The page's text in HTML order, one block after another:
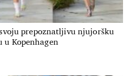
prepoznatljivu njujoršku
u Kopenhagen